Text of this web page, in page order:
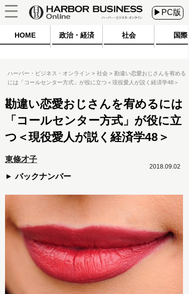
▶PC版
HOME 政治・経済 社会 国際
ハーバー・ビジネス・オンライン 社会
勘違い恋愛おじさんを宥める
には「コールセンター方式」が役に立つ＜現役愛人が説く経済学48＞
勘違い恋愛おじさんを宥めるには
「コールセンター方式」が役に立
つ＜現役愛人が説く経済学48＞
東條才子
バックナンバー
2018.09.02